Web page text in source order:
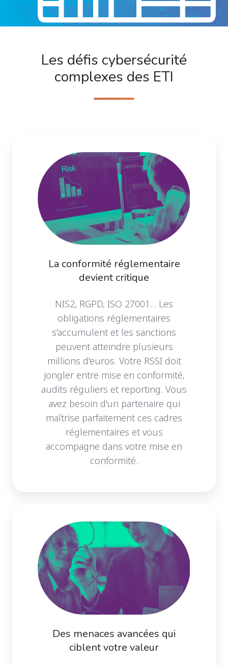
Les défis cybersécurité
complexes des ETI
La conformité réglementaire
devient critique
NIS2, RGPD, ISO 27001... Les
obligations réglementaires
s'accumulent et les sanctions
peuvent atteindre plusieurs
millions d'euros. Votre RSSI doit
jongler entre mise en conformité,
audits réguliers et reporting. Vous
avez besoin d'un partenaire qui
maîtrise parfaitement ces cadres
réglementaires et vous
accompagne dans votre mise en
conformité.
Des menaces avancées qui
ciblent votre valeur